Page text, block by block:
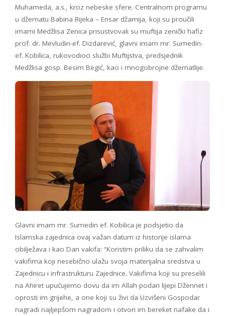
Muhameda, a.s., kroz nebeske sfere. Centralnom programu
u džematu Babina Rijeka – Ensar džamija, koji su proučili
imami Medžlisa Zenica prisustvovali su muftija zenički hafiz
prof. dr. Mevludin-ef. Dizdarević, glavni imam mr. Sumedin-
ef. Kobilica, rukovodioci službi Muftijstva, predsjednik
Medžlisa gosp. Besim Begić, kao i mnogobrojne džematlije.
Glavni imam mr. Sumedin ef. Kobilica je podsjetio da
Islamska zajednica ovaj važan datum iz historije islama
obilježava i kao Dan vakifa: “Koristim priliku da se zahvalim
vakifima koji nesebično ulažu svoja materijalna sredstva u
Zajednicu i infrastrukturu Zajednice. Vakifima koji su preselili
na Ahiret upućujemo dovu da im Allah podari lijepi Džennet i
oprosti im grijehe, a one koji su živi da Uzvišeni Gospodar
nagradi najljepšom nagradom i otvori im bereket nafake da i